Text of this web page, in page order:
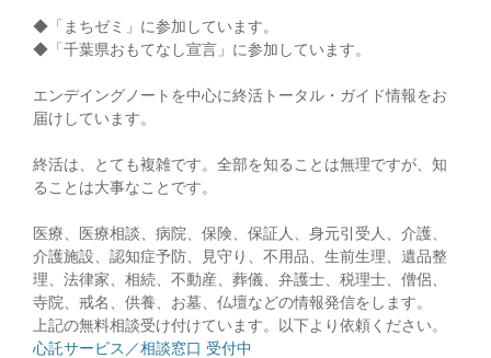
◆「まちゼミ」に参加しています。
◆「千葉県おもてなし宣言」に参加しています。
エンデイングノートを中心に終活トータル・ガイド情報をお
届けしています。
終活は、とても複雑です。全部を知ることは無理ですが、知
ることは大事なことです。
医療、医療相談、病院、保険、保証人、身元引受人、介護、
介護施設、認知症予防、見守り、不用品、生前生理、遺品整
理、法律家、相続、不動産、葬儀、弁護士、税理士、僧侶、
寺院、戒名、供養、お墓、仏壇などの情報発信をします。
上記の無料相談受け付けています。以下より依頼ください。
心託サービス／相談窓口 受付中